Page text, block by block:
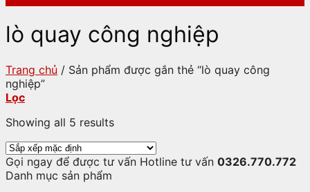
lò quay công nghiệp
Trang chủ / Sản phẩm được gắn thẻ “lò quay công
nghiệp”
Lọc
Showing all 5 results
Gọi ngay để được tư vấn Hotline tư vấn 0326.770.772
Danh mục sản phẩm